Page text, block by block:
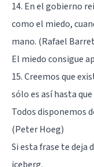
14. En el gobierno
como el miedo,
mano. (Rafael
El miedoconsigue
15. Creemos que
sólo es así hasta
Todos disponemos
(Peter Hoeg)
Si esta frase te deja